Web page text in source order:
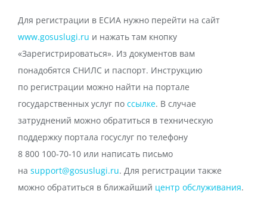
Для регистрации в ЕСИА нужно перейти на сайт
www.gosuslugi.ru и нажать там кнопку
«Зарегистрироваться». Из документов вам
понадобятся СНИЛС и паспорт. Инструкцию
по регистрации можно найти на портале
государственных услуг по ссылке. В случае
затруднений можно обратиться в техническую
поддержку портала госуслуг по телефону
8 800 100‑70‑10 или написать письмо
на support@gosuslugi.ru. Для регистрации также
можно обратиться в ближайший центр обслуживания.